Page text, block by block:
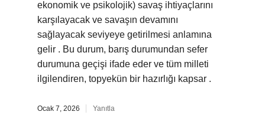
ekonomik ve psikolojik) savaş ihtiyaçlarını
karşılayacak ve savaşın devamını
sağlayacak seviyeye getirilmesi anlamına
gelir . Bu durum, barış durumundan sefer
durumuna geçişi ifade eder ve tüm milleti
ilgilendiren, topyekün bir hazırlığı kapsar .
Ocak 7, 2026 Yanıtla